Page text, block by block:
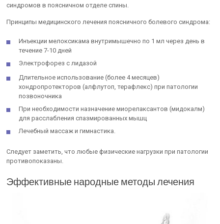
синдромов в поясничном отделе спины.
Принципы медицинского лечения поясничного болевого синдрома:
Инъекции мелоксикама внутримышечно по 1 мл через день в
течение 7-10 дней
Электрофорез с лидазой
Длительное использование (более 4 месяцев)
хондропротекторов (алфлутоп, терафлекс) при патологии
позвоночника
При необходимости назначение миорелаксантов (мидокалм)
для расслабления спазмированных мышц
Лечебный массаж и гимнастика.
Следует заметить, что любые физические нагрузки при патологии
противопоказаны.
Эффективные народные методы лечения